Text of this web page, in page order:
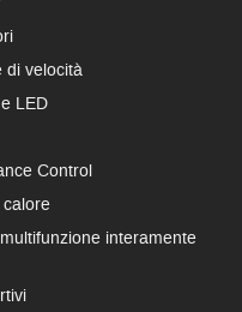
di velocità
LED
Control
interamente